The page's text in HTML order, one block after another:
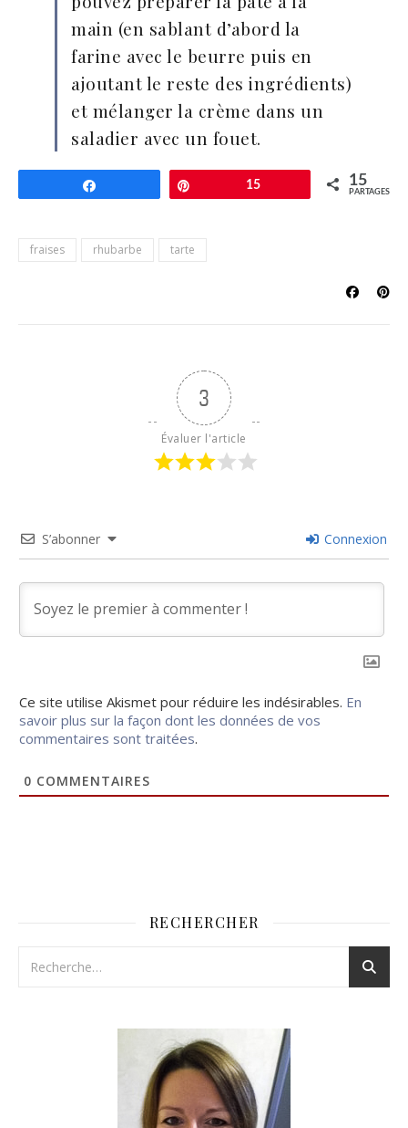
main (en sablant d’abord la
farine avec le beurre puis en
ajoutant le reste des ingrédients)
et mélanger la crème dans un
saladier avec un fouet.
15 15
PARTAGES
fraises rhubarbe tarte
3
Évaluer l'article
S’abonner Connexion
Ce site utilise Akismet pour réduire les indésirables. En
savoir plus sur la façon dont les données de vos
commentaires sont traitées.
0 COMMENTAIRES
RECHERCHER